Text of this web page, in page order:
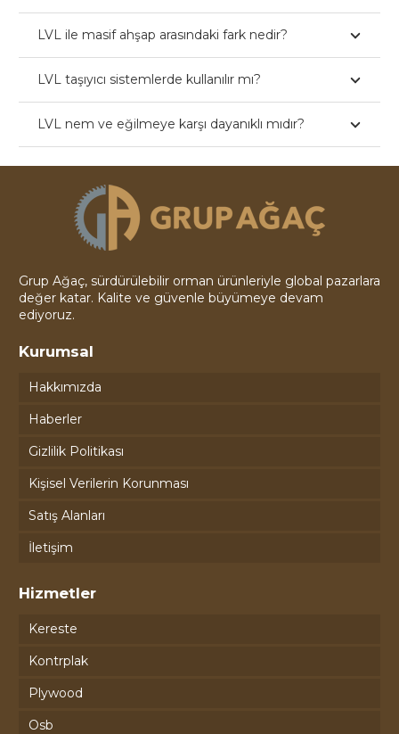
LVL ile masif ahşap arasındaki fark nedir?
LVL taşıyıcı sistemlerde kullanılır mı?
LVL nem ve eğilmeye karşı dayanıklı mıdır?
Grup Ağaç, sürdürülebilir orman ürünleriyle global pazarlara
değer katar. Kalite ve güvenle büyümeye devam
ediyoruz.
Kurumsal
Hakkımızda
Haberler
Gizlilik Politikası
Kişisel Verilerin Korunması
Satış Alanları
İletişim
Hizmetler
Kereste
Kontrplak
Plywood
Osb